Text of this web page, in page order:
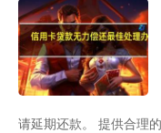
请延期还款。 提供合理